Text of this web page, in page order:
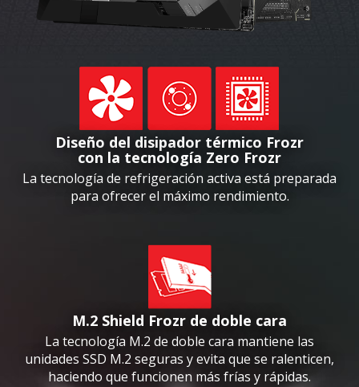
Diseño del disipador térmico Frozr
con la tecnología Zero Frozr
La tecnología de refrigeración activa está preparada
para ofrecer el máximo rendimiento.
M.2 Shield Frozr de doble cara
La tecnología M.2 de doble cara mantiene las
unidades SSD M.2 seguras y evita que se ralenticen,
haciendo que funcionen más frías y rápidas.